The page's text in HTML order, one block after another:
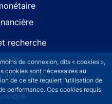
de connexion, dits « cookies »,
cookies sont nécessaires au
de ce site requiert l’utilisation de
performance. Ces cookies requis
recherche